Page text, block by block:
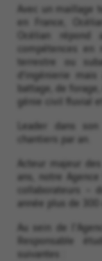
Avec un maillage
en France,
Océlian
compétences
terrestre ou
d’ingénierie
battage, de
génie civil fluvial
Leader dans
chantiers par an.
Acteur majeur
ans, notre
collaborateurs –
année plus de 300
Au sein de
Responsable
suivantes :